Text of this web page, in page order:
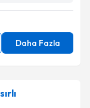
Daha Fazla